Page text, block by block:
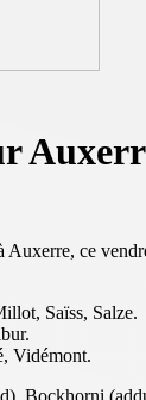
Auxerre, ce
Saïss, Salze.
Vidémont.
Bockhorni